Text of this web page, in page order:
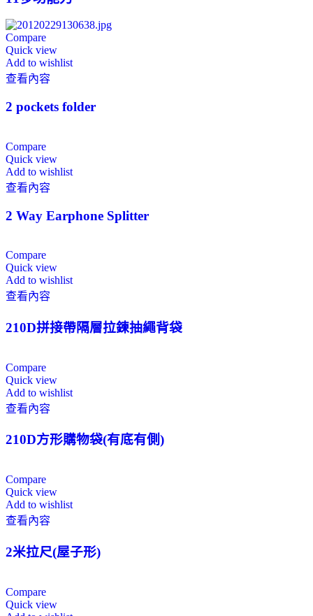
Compare
Quick view
Add to wishlist
查看內容
2 pockets folder
Compare
Quick view
Add to wishlist
查看內容
2 Way Earphone Splitter
Compare
Quick view
Add to wishlist
查看內容
210D拼接帶隔層拉鍊抽繩背袋
Compare
Quick view
Add to wishlist
查看內容
210D方形購物袋(有底有側)
Compare
Quick view
Add to wishlist
查看內容
2米拉尺(屋子形)
Compare
Quick view